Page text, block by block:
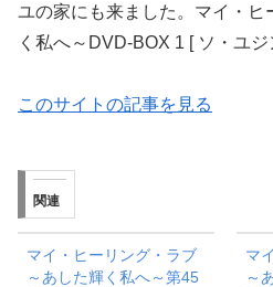
ユの家にも来ました。マイ・
く私へ～DVD-BOX 1 [ ソ・ユ
このサイトの記事を見る
関連
マイ・ヒーリング・ラブ
～あした輝く私へ～第45
マ
～